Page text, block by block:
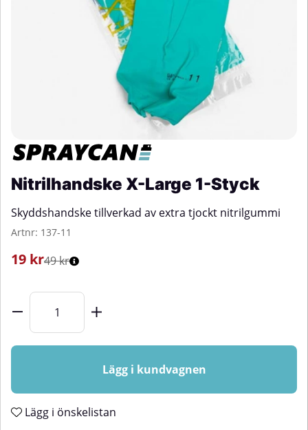
Nitrilhandske X-Large 1-Styck
Skyddshandske tillverkad av extra tjockt nitrilgummi
Artnr: 137-11
19 kr49 kr
Lägg i kundvagnen
Lägg i önskelistan